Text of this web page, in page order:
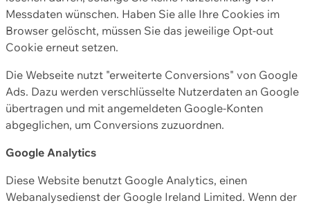
Messdaten wünschen. Haben Sie alle Ihre Cookies im
Browser gelöscht, müssen Sie das jeweilige Opt-out
Cookie erneut setzen.
Die Webseite nutzt "erweiterte Conversions" von Google
Ads. Dazu werden verschlüsselte Nutzerdaten an Google
übertragen und mit angemeldeten Google-Konten
abgeglichen, um Conversions zuzuordnen.
Google Analytics
Diese Website benutzt Google Analytics, einen
Webanalysedienst der Google Ireland Limited. Wenn der